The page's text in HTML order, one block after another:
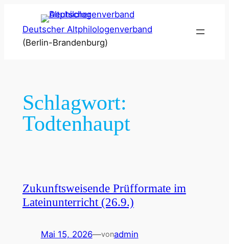
Inhalt
springen
Deutscher Altphilologenverband
(Berlin-Brandenburg)
Schlagwort:
Todtenhaupt
Zukunftsweisende Prüfformate im
Lateinunterricht (26.9.)
Mai 15, 2026—vonadmin